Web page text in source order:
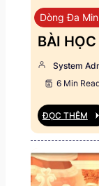
Dòng Đa
BÀI
System
6 Min
ĐỌC THÊM